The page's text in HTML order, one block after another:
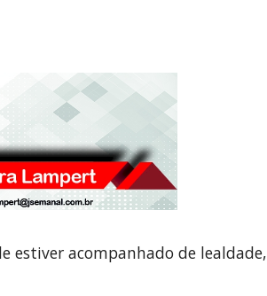
estiver acompanhado de lealdade,